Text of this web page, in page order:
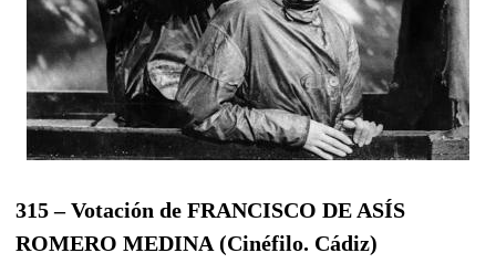
315 – Votación de FRANCISCO DE ASÍS
ROMERO MEDINA (Cinéfilo. Cádiz)